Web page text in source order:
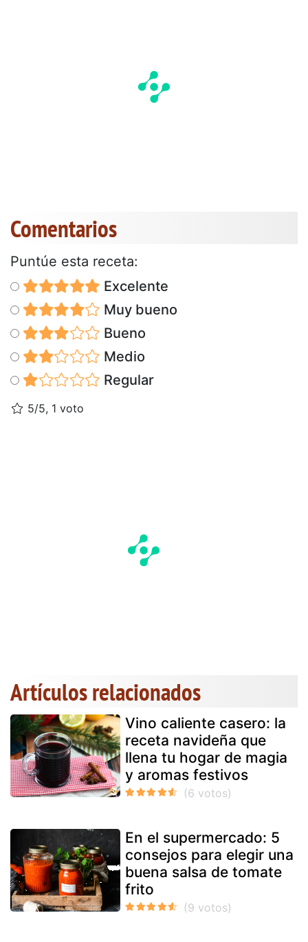
Comentarios
Puntúe esta receta:
Excelente
Muy bueno
Bueno
Medio
Regular
5/5, 1 voto
Artículos relacionados
Vino caliente casero: la
receta navideña que
llena tu hogar de magia
y aromas festivos
En el supermercado: 5
consejos para elegir una
buena salsa de tomate
frito